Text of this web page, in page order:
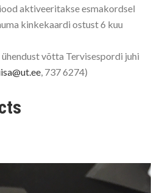
aktiveeritakse esmakordsel
kinkekaardi ostust 6 kuu
võtta Tervisespordi juhi
, 737 6274)